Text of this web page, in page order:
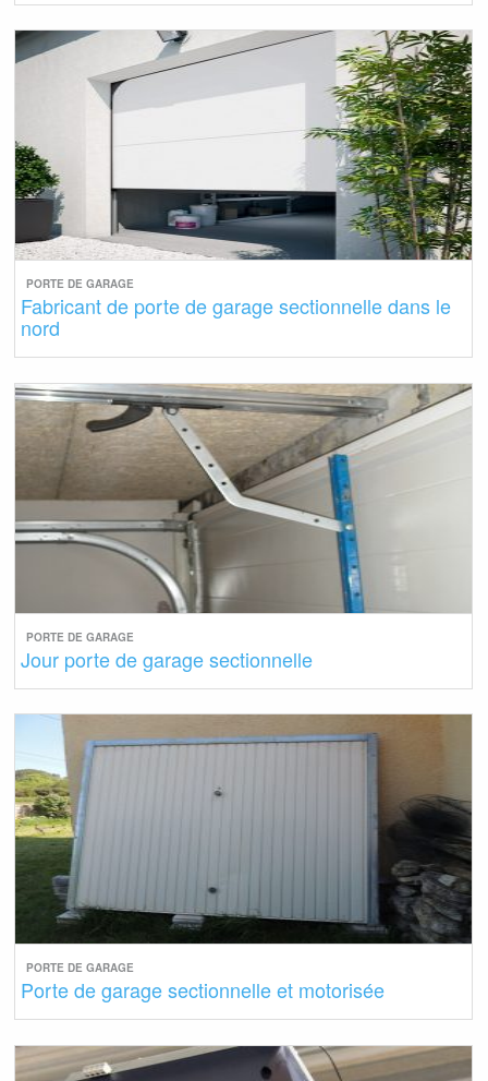
PORTE DE GARAGE
Fabricant de porte de garage sectionnelle dans le
nord
PORTE DE GARAGE
Jour porte de garage sectionnelle
PORTE DE GARAGE
Porte de garage sectionnelle et motorisée